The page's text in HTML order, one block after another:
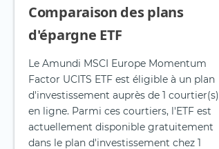
Comparaison des plans
d'épargne ETF
Le Amundi MSCI Europe Momentum
Factor UCITS ETF est éligible à un plan
d'investissement auprès de 1 courtier(s)
en ligne. Parmi ces courtiers, l'ETF est
actuellement disponible gratuitement
dans le plan d'investissement chez 1